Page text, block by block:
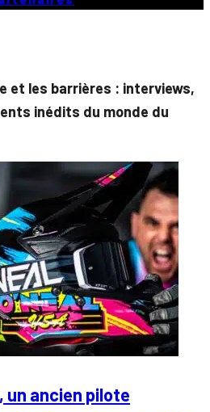
et les barrières : interviews,
inédits du monde du
un ancien pilote